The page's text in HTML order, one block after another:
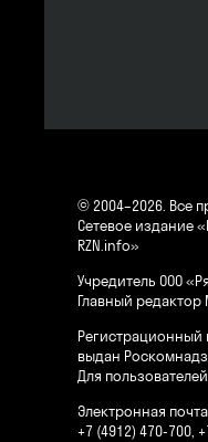
© 2004–2026. Все
Сетевое издание
RZN.info»
Учредитель ООО
Главный редактор
Регистрационный
выдан
Для
Электронная
+7 (4912) 470-700,